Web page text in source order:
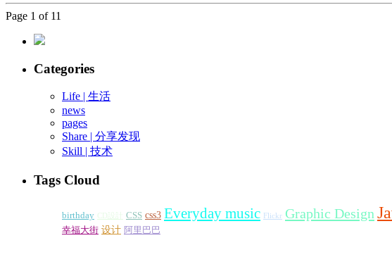
Page 1 of 11
Categories
Life | 生活
news
pages
Share | 分享发现
Skill | 技术
Tags Cloud
birthday CSS css3 Everyday music Flickr Graphic Design
幸福大街 设计 阿里巴巴